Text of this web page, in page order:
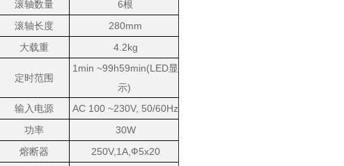
滚轴数量
6根
滚轴长度
280mm
大载重
4.2kg
定时范围
1min ~99h59min(LED显
示)
输入电源
AC 100 ~230V, 50/60Hz
功率
30W
熔断器
250V,1A, Ф5x20